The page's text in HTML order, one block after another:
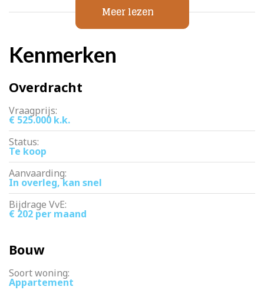
• De bijdrage is €202,- per maand
• De erfpacht is afgekocht tot 31-07-2060
Meer lezen
Kenmerken
Overdracht
Vraagprijs:
€ 525.000 k.k.
Status:
Te koop
Aanvaarding:
In overleg, kan snel
Bijdrage VvE:
€ 202 per maand
Bouw
Soort woning:
Appartement